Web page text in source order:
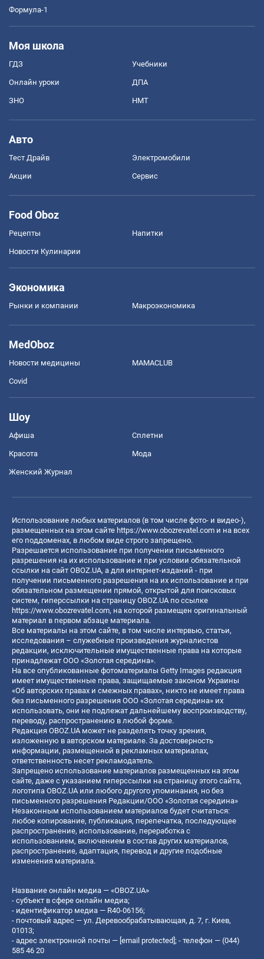
Формула-1
Моя школа
ГДЗ Учебники
Онлайн уроки ДПА
ЗНО НМТ
Авто
Тест Драйв Электромобили
Акции Сервис
Food Oboz
Рецепты Напитки
Новости Кулинарии
Экономика
Рынки и компании Mакроэкономика
MedOboz
Новости медицины MAMACLUB
Covid
Шоу
Афиша Сплетни
Красота Мода
Женский Журнал
Использование любых материалов (в том числе фото- и видео-),
размещенных на этом сайте https://www.obozrevatel.com и на всех
его поддоменах, в любом виде строго запрещено.
Разрешается использование при получении письменного
разрешения на их использование и при условии обязательной
ссылки на сайт OBOZ.UA, а для интернет-изданий - при
получении письменного разрешения на их использование и при
обязательном размещении прямой, открытой для поисковых
систем, гиперссылки на страницу OBOZ.UA по ссылке
https://www.obozrevatel.com, на которой размещен оригинальный
материал в первом абзаце материала.
Все материалы на этом сайте, в том числе интервью, статьи,
исследования – служебные произведения журналистов
редакции, исключительные имущественные права на которые
принадлежат ООО «Золотая середина».
На все опубликованные фотоматериалы Getty Images редакция
имеет имущественные права, защищаемые законом Украины
«Об авторских правах и смежных правах», никто не имеет права
без письменного разрешения ООО «Золотая середина» их
использовать, они не подлежат дальнейшему воспроизводству,
переводу, распространению в любой форме.
Редакция OBOZ.UA может не разделять точку зрения,
изложенную в авторском материале. За достоверность
информации, размещенной в рекламных материалах,
ответственность несет рекламодатель.
Запрещено использование материалов размещенных на этом
сайте, даже с указанием гиперссылки на страницу этого сайта,
логотипа OBOZ.UA или любого другого упоминания, но без
письменного разрешения Редакции/ООО «Золотая середина»
Незаконным использованием материалов будет считаться:
любое копирование, публикация, перепечатка, последующее
распространение, использование, переработка с
использованием, включением в состав других материалов,
распространение, адаптация, перевод и другие подобные
изменения материала.
Название онлайн медиа — «OBOZ.UA»
- субъект в сфере онлайн медиа;
- идентификатор медиа — R40-06156;
- почтовый адрес — ул. Деревообрабатывающая, д. 7, г. Киев,
01013;
- адрес электронной почты — [email protected] ; - телефон — (044)
585 46 20